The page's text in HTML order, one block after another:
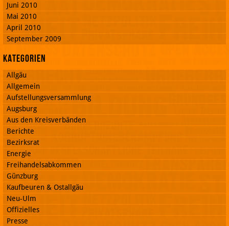
Juni 2010
Mai 2010
April 2010
September 2009
Kategorien
Allgäu
Allgemein
Aufstellungsversammlung
Augsburg
Aus den Kreisverbänden
Berichte
Bezirksrat
Energie
Freihandelsabkommen
Günzburg
Kaufbeuren & Ostallgäu
Neu-Ulm
Offizielles
Presse